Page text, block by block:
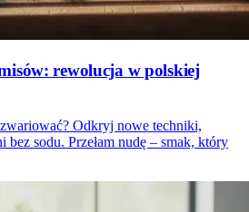
rewolucja w polskiej
Odkryj nowe techniki,
sodu. Przełam nudę – smak, który